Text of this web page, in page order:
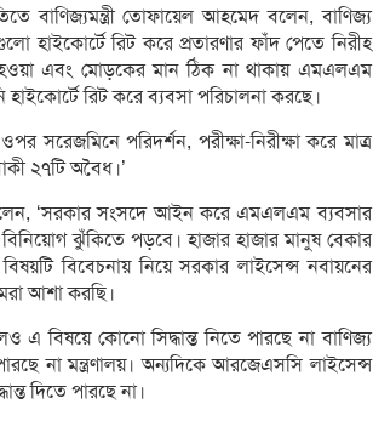
বাণিজ্যমন্ত্রী তোফায়েল আহমেদ বলেন, বাণিজ্য
হাইকোর্টে রিট করে প্রতারণার ফাঁদ পেতে নিরীহ
হওয়া এবং মোড়কের মান ঠিক না থাকায় এমএলএম
রিট করে ব্যবসা পরিচালনা করছে।
পরিদর্শন, পরীক্ষা-নিরীক্ষা করে মাত্র
২৭টি অবৈধ।’
বলেন, ‘সরকার সংসদে আইন করে এমএলএম ব্যবসার
ঝুঁকিতে পড়বে। হাজার হাজার মানুষ বেকার
বিষয়টি বিবেচনায় নিয়ে সরকার লাইসেন্স নবায়নের
আশা করছি।
বিষয়ে কোনো সিদ্ধান্ত নিতে পারছে না বাণিজ্য
না মন্ত্রণালয়। অন্যদিকে আরজেএসসি লাইসেন্স
দিতে পারছে না।